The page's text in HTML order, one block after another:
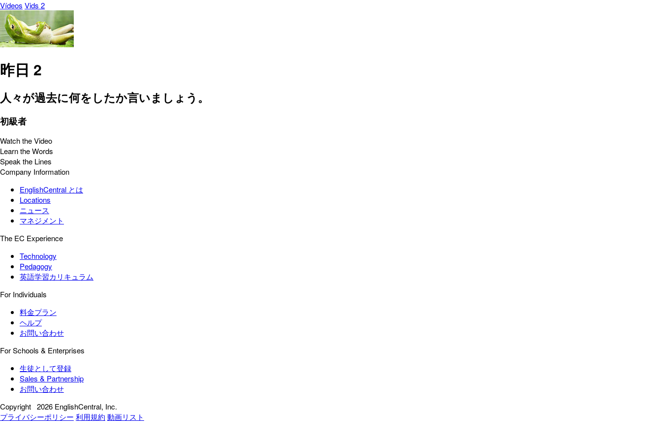
Vídeos Vids 2
昨日 2
人々が過去に何をしたか言いましょう。
初級者
Watch the Video
Learn the Words
Speak the Lines
Company Information
EnglishCentral とは
Locations
ニュース
マネジメント
The EC Experience
Technology
Pedagogy
英語学習カリキュラム
For Individuals
料金プラン
ヘルプ
お問い合わせ
For Schools & Enterprises
生徒として登録
Sales & Partnership
お問い合わせ
Copyright 2026 EnglishCentral, Inc.
プライバシーポリシー 利用規約 動画リスト